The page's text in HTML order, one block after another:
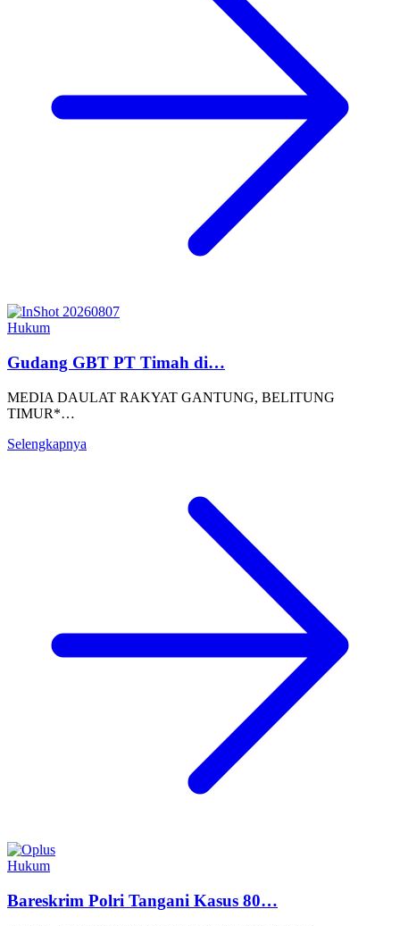
Hukum
Gudang GBT PT Timah di…
MEDIA DAULAT RAKYAT GANTUNG, BELITUNG
TIMUR*…
Selengkapnya
Hukum
Bareskrim Polri Tangani Kasus 80…